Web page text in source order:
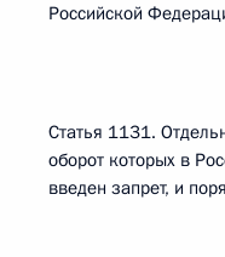
Российской
Статья 1131.
оборот которых в
введен запрет, и